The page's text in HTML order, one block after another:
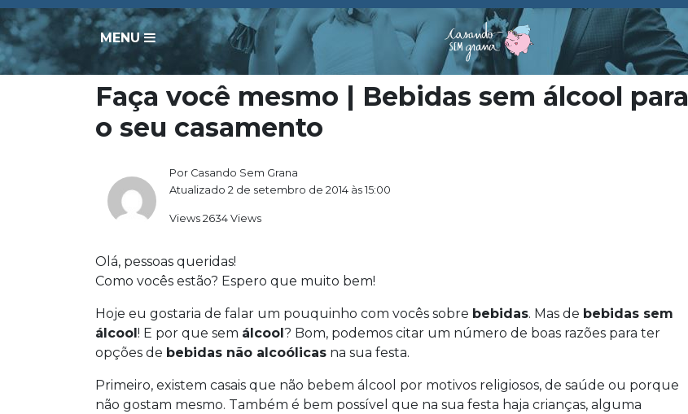
MENU
Faça você mesmo | Bebidas sem álcool para
o seu casamento
Por Casando Sem Grana
Atualizado 2 de setembro de 2014 às 15:00
Views 2634 Views
Olá, pessoas queridas!
Como vocês estão? Espero que muito bem!
Hoje eu gostaria de falar um pouquinho com vocês sobre bebidas. Mas de bebidas sem
álcool! E por que sem álcool? Bom, podemos citar um número de boas razões para ter
opções de bebidas não alcoólicas na sua festa.
Primeiro, existem casais que não bebem álcool por motivos religiosos, de saúde ou porque
não gostam mesmo. Também é bem possível que na sua festa haja crianças, alguma